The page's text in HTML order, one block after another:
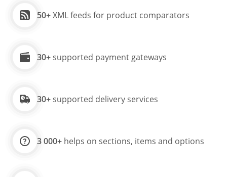
50+XML feeds for product comparators
30+ supported payment gateways
30+ supported delivery services
3 000+ helps on sections, items and options